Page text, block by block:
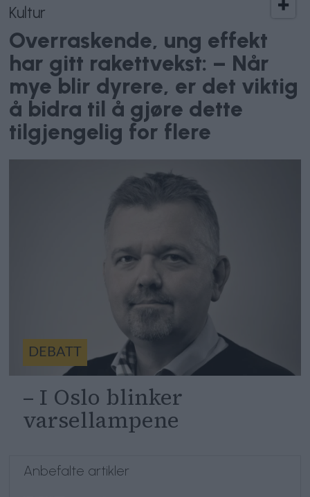
Kultur
Overraskende, ung effekt
har gitt rakettvekst: – Når
mye blir dyrere, er det viktig
å bidra til å gjøre dette
tilgjengelig for flere
DEBATT
– I Oslo blinker
varsellampene
Anbefalte artikler